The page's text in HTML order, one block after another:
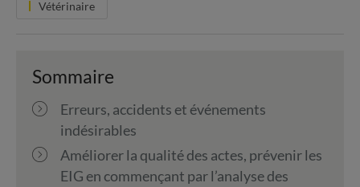
Vétérinaire
Sommaire
Erreurs, accidents et événements
indésirables
Améliorer la qualité des actes, prévenir les
EIG en commençant par l’analyse des